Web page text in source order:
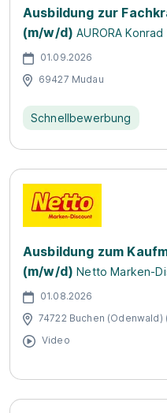
Ausbildung zur
(m/w/d) AURORA
01.09.2026
69427 Mudau
Schnellbewerbung
Ausbildung zum
(m/w/d) Netto Marken-
01.08.2026
74722 Buchen (Odenwald)
Video